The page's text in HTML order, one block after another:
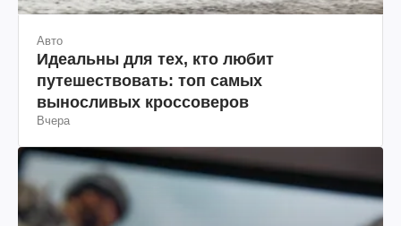
Авто
Идеальны для тех, кто любит
путешествовать: топ самых
выносливых кроссоверов
Вчера